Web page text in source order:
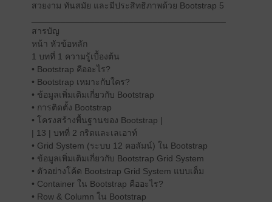
สวยงาม ทันสมัย และมีประสิทธิภาพด้วย Bootstrap 5
สารบัญ
หน้า หัวข้อหลัก
1 บทที่ 1 ความรู้เบื้องต้น
• Bootstrap คืออะไร?
• Bootstrap เหมาะกับใคร?
• ข้อมูลเพิ่มเติมเกี่ยวกับ Bootstrap
• การติดตั้ง Bootstrap
• โครงสร้างพื้นฐานของ Bootstrap |
| 13 | บทที่ 2 กริดและเลเอาท์
• Grid System (ระบบ 12 คอลัมน์) ใน Bootstrap
• ข้อมูลเพิ่มเติมเกี่ยวกับ Bootstrap Grid System
• ตัวอย่างโค้ด Bootstrap Grid System แบบเต็ม
• Container ใน Bootstrap คืออะไร?
• Row & Column ใน Bootstrap